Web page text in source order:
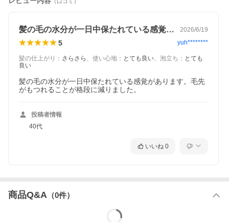
髪の毛の水分が一日中保たれている感覚が… 2026/6/19
5 yuh********
髪の仕上がり ： さらさら 、 使い心地 ： とても良い、 泡立ち ： とても
良い
髪の毛の水分が一日中保たれている感覚があります。毛先
がもつれることが格段に減りました。
投稿者情報
40代
いいね 0
商品Q&A （0件）